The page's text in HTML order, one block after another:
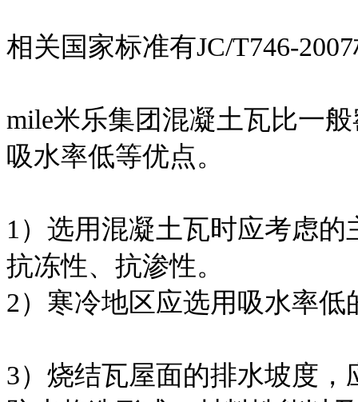
相关国家标准有JC/T746-
mile米乐集团混凝土瓦比一
吸水率低等优点。
1）选用混凝土瓦时应考虑
抗冻性、抗渗性。
2）寒冷地区应选用吸水率低
3）烧结瓦屋面的排水坡度